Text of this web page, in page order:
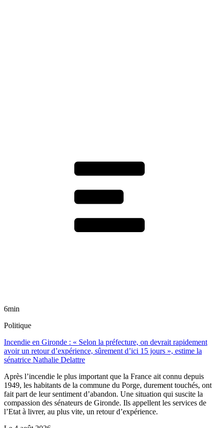
6min
Politique
Incendie en Gironde : « Selon la préfecture, on devrait rapidement
avoir un retour d’expérience, sûrement d’ici 15 jours », estime la
sénatrice Nathalie Delattre
Après l’incendie le plus important que la France ait connu depuis
1949, les habitants de la commune du Porge, durement touchés, ont
fait part de leur sentiment d’abandon. Une situation qui suscite la
compassion des sénateurs de Gironde. Ils appellent les services de
l’Etat à livrer, au plus vite, un retour d’expérience.